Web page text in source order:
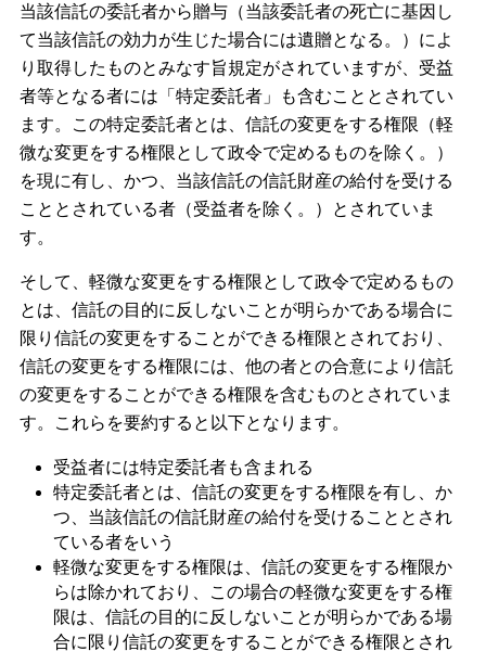
当該信託の委託者から贈与（当該委託者の死亡に基因し
て当該信託の効力が生じた場合には遺贈となる。）によ
り取得したものとみなす旨規定がされていますが、受益
者等となる者には「特定委託者」も含むこととされてい
ます。この特定委託者とは、信託の変更をする権限（軽
微な変更をする権限として政令で定めるものを除く。）
を現に有し、かつ、当該信託の信託財産の給付を受ける
こととされている者（受益者を除く。）とされていま
す。
そして、軽微な変更をする権限として政令で定めるもの
とは、信託の目的に反しないことが明らかである場合に
限り信託の変更をすることができる権限とされており、
信託の変更をする権限には、他の者との合意により信託
の変更をすることができる権限を含むものとされていま
す。これらを要約すると以下となります。
受益者には特定委託者も含まれる
特定委託者とは、信託の変更をする権限を有し、か
つ、当該信託の信託財産の給付を受けることとされ
ている者をいう
軽微な変更をする権限は、信託の変更をする権限か
らは除かれており、この場合の軽微な変更をする権
限は、信託の目的に反しないことが明らかである場
合に限り信託の変更をすることができる権限とされ